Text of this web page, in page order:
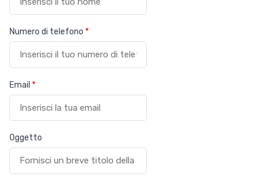
Numero di telefono *
Email *
Oggetto